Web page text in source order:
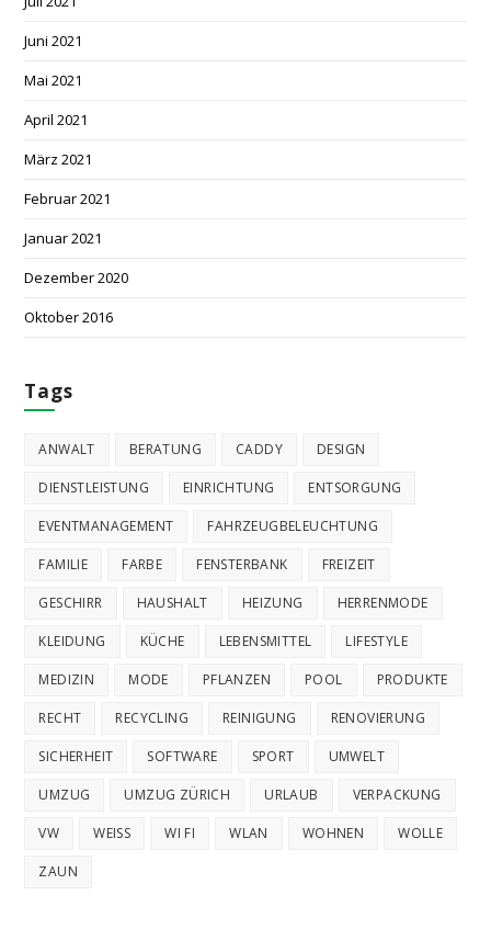
Juni 2021
Mai 2021
April 2021
März 2021
Februar 2021
Januar 2021
Dezember 2020
Oktober 2016
Tags
ANWALT BERATUNG CADDY DESIGN
DIENSTLEISTUNG EINRICHTUNG ENTSORGUNG
EVENTMANAGEMENT FAHRZEUGBELEUCHTUNG
FAMILIE FARBE FENSTERBANK FREIZEIT
GESCHIRR HAUSHALT HEIZUNG HERRENMODE
KLEIDUNG KÜCHE LEBENSMITTEL LIFESTYLE
MEDIZIN MODE PFLANZEN POOL PRODUKTE
RECHT RECYCLING REINIGUNG RENOVIERUNG
SICHERHEIT SOFTWARE SPORT UMWELT
UMZUG UMZUG ZÜRICH URLAUB VERPACKUNG
VW WEISS WI FI WLAN WOHNEN WOLLE
ZAUN